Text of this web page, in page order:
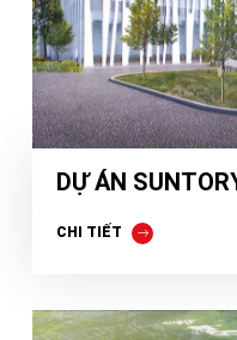
DỰ ÁN
CHI TIẾT